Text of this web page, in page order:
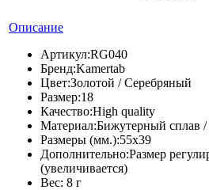
Описание
Артикул:RG040
Бренд:Kamertab
Цвет:Золотой / Серебряный
Размер:18
Качество:High quality
Материал:Бижутерный сплав
Размеры (мм.):55х39
Дополнительно:Размер
(увеличивается)
Вес: 8 г